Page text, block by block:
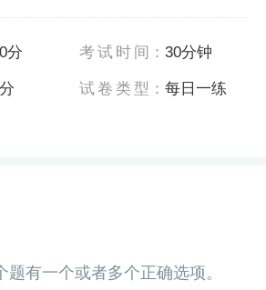
分 考试时间 ：30分钟
试卷类型 ：每日一练
题有一个或者多个正确选项。